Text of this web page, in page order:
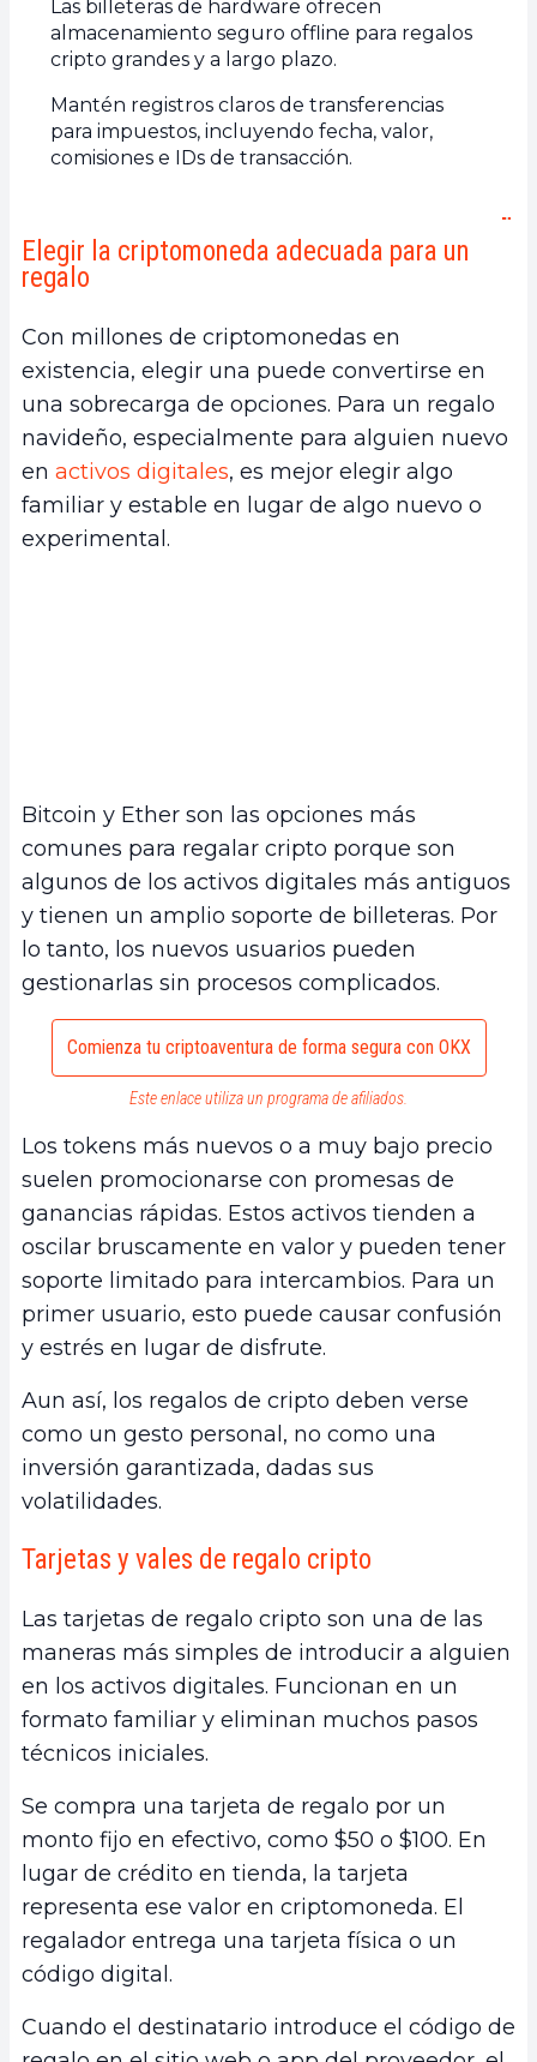
Las billeteras de hardware ofrecen
almacenamiento seguro offline para regalos
cripto grandes y a largo plazo.
Mantén registros claros de transferencias
para impuestos, incluyendo fecha, valor,
comisiones e IDs de transacción.
Elegir la criptomoneda adecuada para un
regalo
Con millones de criptomonedas en
existencia, elegir una puede convertirse en
una sobrecarga de opciones. Para un regalo
navideño, especialmente para alguien nuevo
en activos digitales, es mejor elegir algo
familiar y estable en lugar de algo nuevo o
experimental.
Bitcoin y Ether son las opciones más
comunes para regalar cripto porque son
algunos de los activos digitales más antiguos
y tienen un amplio soporte de billeteras. Por
lo tanto, los nuevos usuarios pueden
gestionarlas sin procesos complicados.
Comienza tu criptoaventura de forma segura con OKX
Este enlace utiliza un programa de afiliados.
Los tokens más nuevos o a muy bajo precio
suelen promocionarse con promesas de
ganancias rápidas. Estos activos tienden a
oscilar bruscamente en valor y pueden tener
soporte limitado para intercambios. Para un
primer usuario, esto puede causar confusión
y estrés en lugar de disfrute.
Aun así, los regalos de cripto deben verse
como un gesto personal, no como una
inversión garantizada, dadas sus
volatilidades.
Tarjetas y vales de regalo cripto
Las tarjetas de regalo cripto son una de las
maneras más simples de introducir a alguien
en los activos digitales. Funcionan en un
formato familiar y eliminan muchos pasos
técnicos iniciales.
Se compra una tarjeta de regalo por un
monto fijo en efectivo, como $50 o $100. En
lugar de crédito en tienda, la tarjeta
representa ese valor en criptomoneda. El
regalador entrega una tarjeta física o un
código digital.
Cuando el destinatario introduce el código de